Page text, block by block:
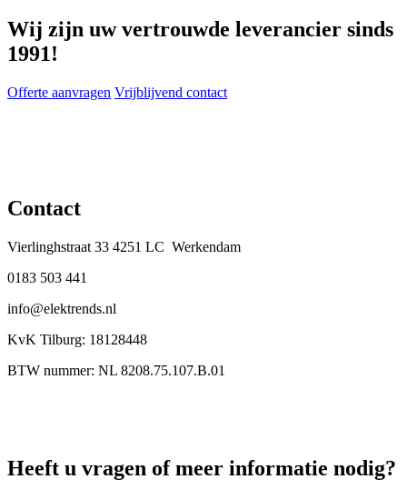
Wij zijn uw vertrouwde leverancier sinds
1991!
Offerte aanvragen Vrijblijvend contact
Contact
Vierlinghstraat 33 4251 LC Werkendam
0183 503 441
info@elektrends.nl
KvK Tilburg: 18128448
BTW nummer: NL 8208.75.107.B.01
Heeft u vragen of meer informatie nodig?